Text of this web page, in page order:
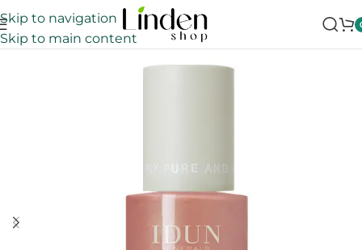
Skip to navigation
Skip to main content